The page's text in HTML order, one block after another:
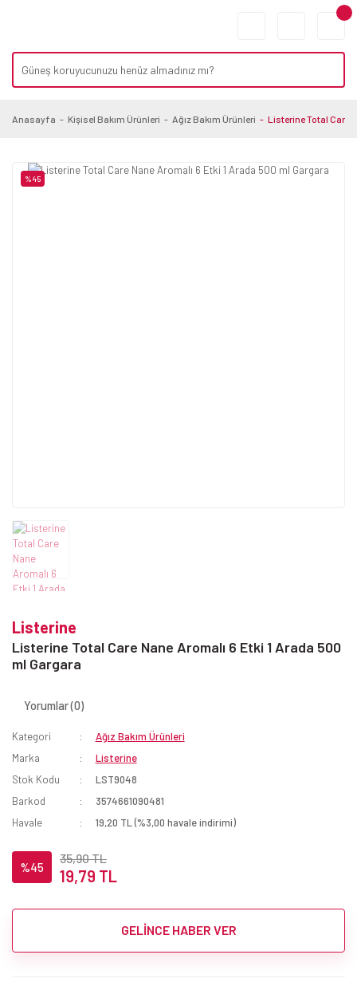
Anasayfa Kişisel Bakım Ürünleri Ağız Bakım Ürünleri Listerine Total Care
%45
Listerine
Listerine Total Care Nane Aromalı 6 Etki 1 Arada 500
ml Gargara
Yorumlar (0)
Kategori
Ağız Bakım Ürünleri
Marka
Listerine
Stok Kodu
LST9048
Barkod
3574661090481
Havale
19,20 TL (%3,00 havale indirimi)
%45
35,90 TL
19,79 TL
GELİNCE HABER VER